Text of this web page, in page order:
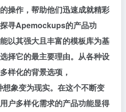
操作，帮助他们迅速成就精彩
寻Apemockups的产品功
以其强大且丰富的模板库为基
择它的最主要理由。从各种设
样化的背景选项，
象变为现实。在这个不断变
户多样化需求的产品功能显得